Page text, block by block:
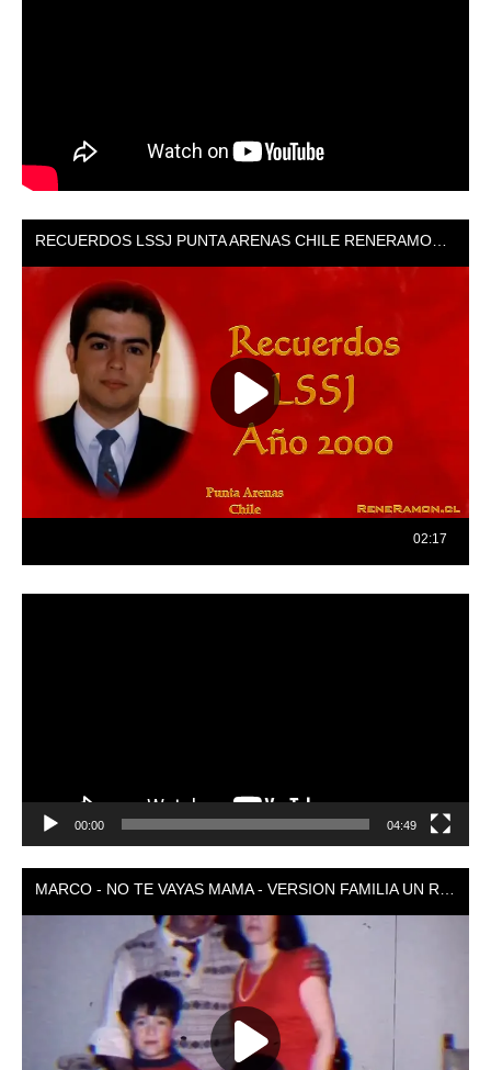
00:00 04:49